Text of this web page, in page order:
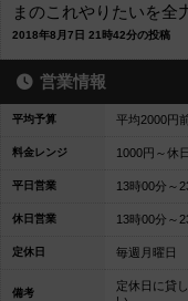
まのこれやりたいを全
2018年8月7日 21時42分の投稿
営業情報
平均予算 平均2000円
料金レンジ 1000円～休
平日営業 13時00分～
休日営業 13時00分～
定休日 毎週月曜日
備考
定休日に貸